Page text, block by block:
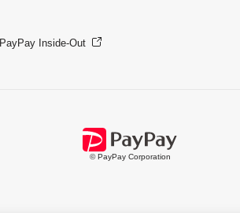
PayPay Inside-Out
© PayPay Corporation